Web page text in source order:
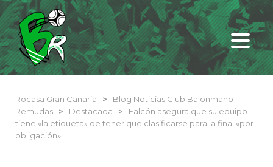
Rocasa Gran Canaria >
Blog Noticias Club Balonmano
Remudas
> Destacada >
Falcón asegura que su equipo
tiene «la etiqueta» de tener que clasificarse para la final «por
obligación»